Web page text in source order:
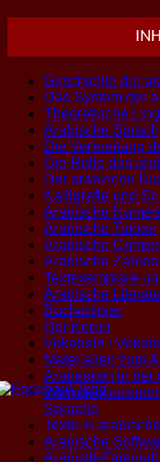
Geschichte der
Das System der
Theoretische
Arabische
Die Verbreitung
Die Rolle des
Der arabische
Kalligrafie und
Arabische
Arabische Tatoos
Arabische
Arabische Zahlen
Textexemplare
Arabische
Büchertipps
Der Koran
Vokabeln /
Materialien zum
Arabesken in der
Sprache
Texte in
Arabische
Arabistik/